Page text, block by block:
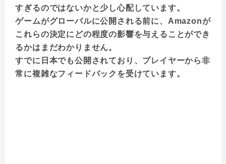
すぎるのではないかと少し心配しています。
ゲームがグローバルに公開される前に、Amazonが
これらの決定にどの程度の影響を与えることができ
るかはまだわかりません。
すでに日本でも公開されており、プレイヤーから非
常に複雑なフィードバックを受けています。